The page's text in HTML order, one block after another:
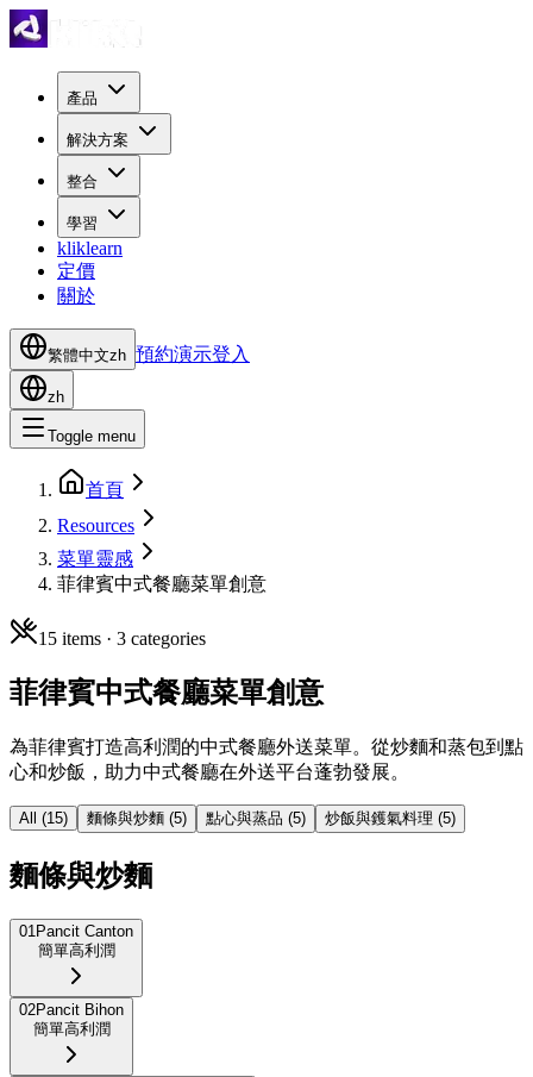
產品
解決方案
整合
學習
kliklearn
定價
關於
繁體中文zh 預約演示登入
zh
Toggle menu
首頁
Resources
菜單靈感
菲律賓中式餐廳菜單創意
15 items · 3 categories
菲律賓中式餐廳菜單創意
為菲律賓打造高利潤的中式餐廳外送菜單。從炒麵和蒸包到點
心和炒飯，助力中式餐廳在外送平台蓬勃發展。
All (15) 麵條與炒麵 (5) 點心與蒸品 (5) 炒飯與鑊氣料理 (5)
麵條與炒麵
01 Pancit Canton
簡單高利潤
02Pancit Bihon
簡單高利潤